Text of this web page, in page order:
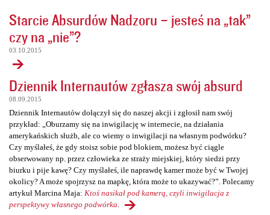
Starcie Absurdów Nadzoru – jesteś na „tak”
czy na „nie”?
03.10.2015
Dziennik Internautów zgłasza swój absurd
08.09.2015
Dziennik Internautów dołączył się do naszej akcji i zgłosił nam swój
przykład: „Oburzamy się na inwigilację w internecie, na działania
amerykańskich służb, ale co wiemy o inwigilacji na własnym podwórku?
Czy myślałeś, że gdy stoisz sobie pod blokiem, możesz być ciągle
obserwowany np. przez człowieka ze straży miejskiej, który siedzi przy
biurku i pije kawę? Czy myślałeś, ile naprawdę kamer może być w Twojej
okolicy? A może spojrzysz na mapkę, która może to ukazywać?”. Polecamy
artykuł Marcina Maja: Ktoś nasikał pod kamerą, czyli inwigilacja z
perspektywy własnego podwórka